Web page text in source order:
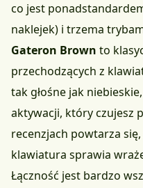
co jest
naklejek) i trzema
Gateron Brown to
przechodzących z
tak głośne jak
aktywacji, który czujesz
recenzjach powtarza
klawiatura sprawia
Łączność jest bardzo